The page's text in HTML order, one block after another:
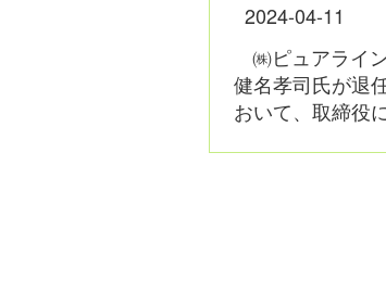
2024-04-11
㈱ピュアライ
健名孝司氏が退
おいて、取締役